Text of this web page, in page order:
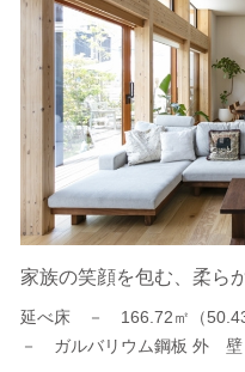
家族の笑顔を包む、柔ら
延べ床 － 166.72㎡（
－ ガルバリウム鋼板 外